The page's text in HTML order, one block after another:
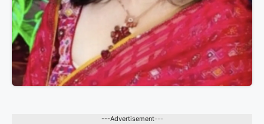
---Advertisement---